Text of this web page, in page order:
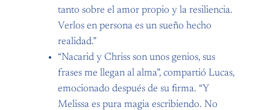
tanto sobre el amor propio y la resiliencia.
Verlos en persona es un sueño hecho
realidad.”
“Nacarid y Chriss son unos genios, sus
frases me llegan al alma”, compartió Lucas,
emocionado después de su firma. “Y
Melissa es pura magia escribiendo. No